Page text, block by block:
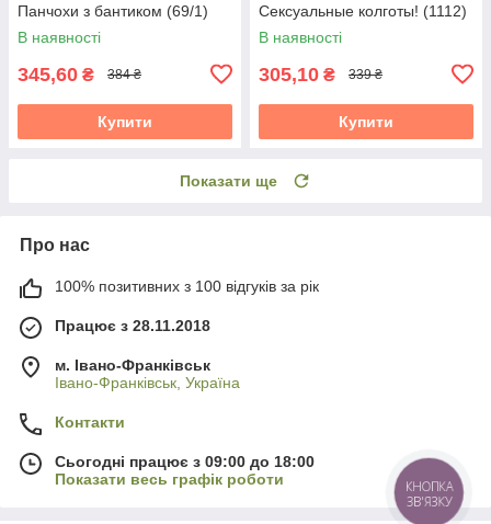
Панчохи з бантиком (69/1)
В наявності
345,60 ₴ 384 ₴
Купити
Сексуальные колготы! (1112)
В наявності
305,10 ₴ 339 ₴
Купити
Показати ще
Про нас
100% позитивних з 100 відгуків за рік
Працює з 28.11.2018
м. Івано-Франківськ
Івано-Франківськ, Україна
Контакти
Сьогодні працює з 09:00 до 18:00
Показати весь графік роботи
КНОПКА
ЗВ'ЯЗКУ